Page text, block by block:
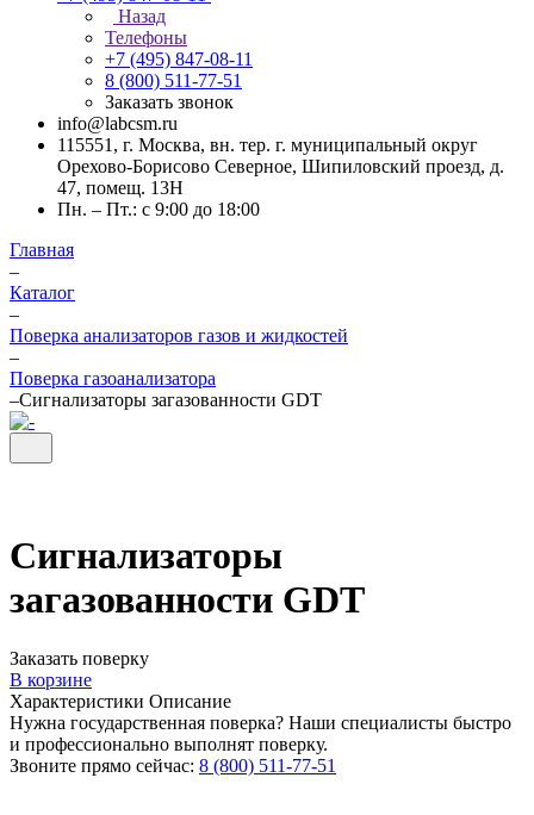
Назад
Телефоны
+7 (495) 847-08-11
8 (800) 511-77-51
Заказать звонок
info@labcsm.ru
115551, г. Москва, вн. тер. г. муниципальный округ
Орехово-Борисово Северное, Шипиловский проезд, д.
47, помещ. 13Н
Пн. – Пт.: с 9:00 до 18:00
Главная
–
Каталог
–
Поверка анализаторов газов и жидкостей
–
Поверка газоанализатора
–Сигнализаторы загазованности GDT
Сигнализаторы
загазованности GDT
Заказать поверку
В корзине
Характеристики Описание
Нужна государственная поверка? Наши специалисты быстро
и профессионально выполнят поверку.
Звоните прямо сейчас: 8 (800) 511-77-51